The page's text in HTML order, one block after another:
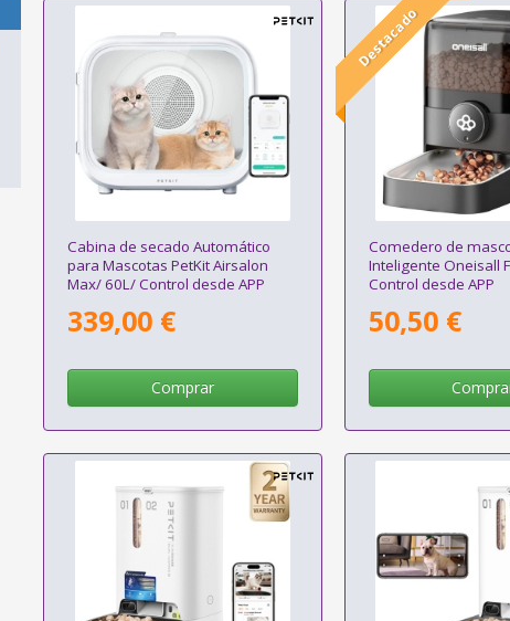
Cabina de secado Automático
para Mascotas PetKit Airsalon
Max/ 60L/ Control desde APP
339,00 €
Comprar
Destacado
Comedero de
Inteligente Oneisall
Control desde APP
50,50 €